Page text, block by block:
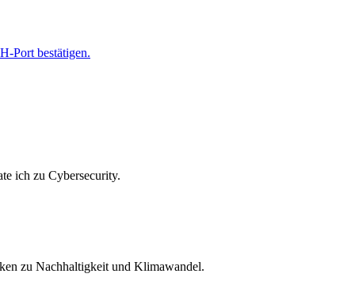
Port bestätigen.
ich zu Cybersecurity.
zu Nachhaltigkeit und Klimawandel.